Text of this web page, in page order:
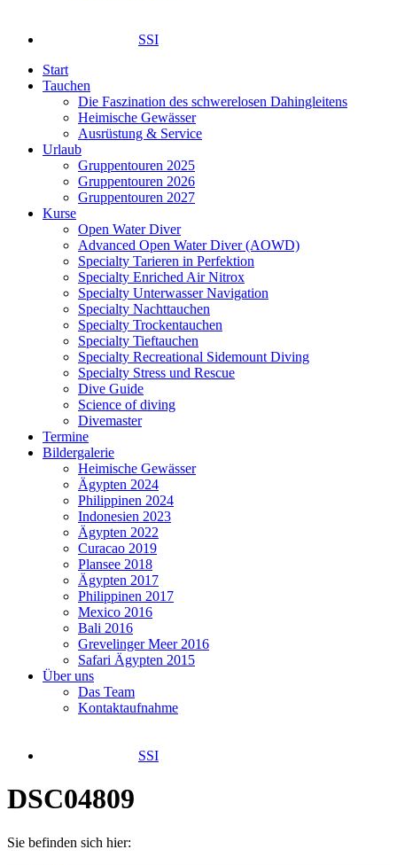
SSI
Start
Tauchen
Die Faszination des schwerelosen Dahingleitens
Heimische Gewässer
Ausrüstung & Service
Urlaub
Gruppentouren 2025
Gruppentouren 2026
Gruppentouren 2027
Kurse
Open Water Diver
Advanced Open Water Diver (AOWD)
Specialty Tarieren in Perfektion
Specialty Enriched Air Nitrox
Specialty Unterwasser Navigation
Specialty Nachttauchen
Specialty Trockentauchen
Specialty Tieftauchen
Specialty Recreational Sidemount Diving
Specialty Stress und Rescue
Dive Guide
Science of diving
Divemaster
Termine
Bildergalerie
Heimische Gewässer
Ägypten 2024
Philippinen 2024
Indonesien 2023
Ägypten 2022
Curacao 2019
Plansee 2018
Ägypten 2017
Philippinen 2017
Mexico 2016
Bali 2016
Grevelinger Meer 2016
Safari Ägypten 2015
Über uns
Das Team
Kontaktaufnahme
SSI
DSC04809
Sie befinden sich hier: